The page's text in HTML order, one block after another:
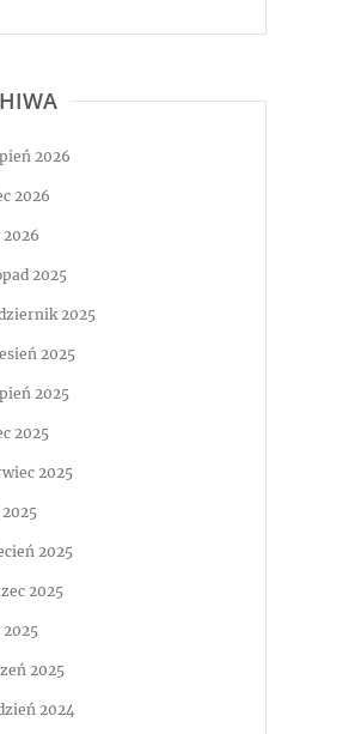
2026
2026
2025
2025
2025
2025
2025
2025
2025
2025
2025
2024